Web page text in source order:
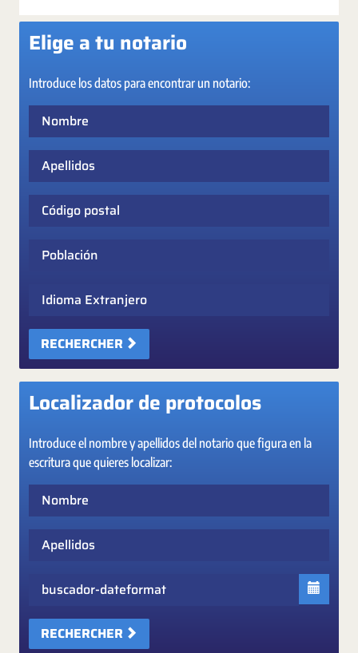
Elige a tu notario
Introduce los datos para encontrar un notario:
Apellidos
Código postal
Población
Idioma Extranjero
RECHERCHER
Localizador de protocolos
Introduce el nombre y apellidos del notario que figura en la
escritura que quieres localizar:
Apellidos
Fecha
RECHERCHER